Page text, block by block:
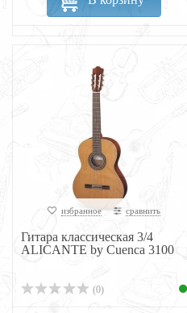
избранное сравнить
Гитара классическая 3/4
ALICANTE by Cuenca 3100
(0)